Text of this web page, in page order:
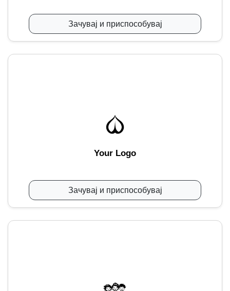
Зачувај и приспособувај
Your Logo
Зачувај и приспособувај